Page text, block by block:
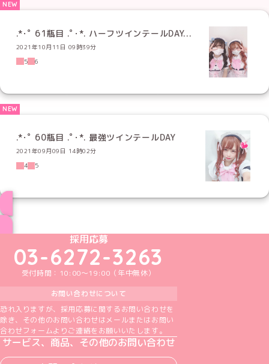
.*･ﾟ 61瓶目 .ﾟ･*. ハーフツインテールDAY...
2021年10月11日 09時39分
5
6
.*･ﾟ 60瓶目 .ﾟ･*. 最強ツインテールDAY
2021年09月09日 14時02分
4
5
めいどりーみんTikTok公式アカウント
めいどりーみんX公式アカウント
めいどりーみんInstagram公式アカウント
めいどりーみんFacebook公式アカウン
めいどりーみんYouTube公式アカ
採用応募
03-6272-3263
受付時間：10:00～19:00（年中無休）
お問い合わせについて
恐れ入りますが、採用応募に関するお問い合わせを
除き、その他のお問い合わせはメールまたはお問い
合わせフォームよりご連絡をお願いいたします。
サービス、商品、その他のお問い合わせ